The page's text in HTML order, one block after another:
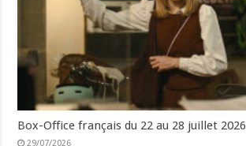
Box-Office français du 22 au 28 juillet 2026
29/07/2026